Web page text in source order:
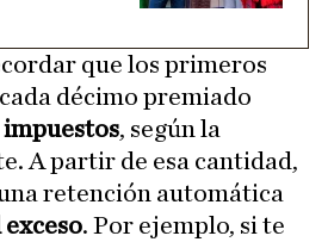
que los primeros
décimo premiado
impuestos, según la
A partir de esa cantidad,
retención automática
exceso. Por ejemplo, si te